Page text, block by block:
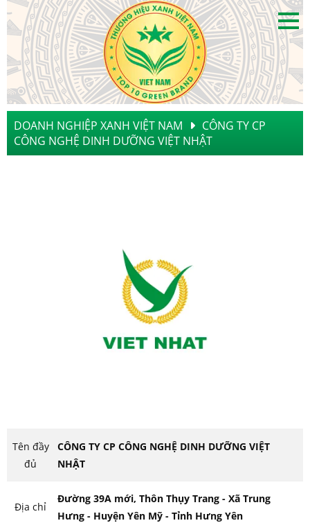
DOANH NGHIỆP XANH VIỆT NAM
CÔNG TY CP
CÔNG NGHỆ DINH DƯỠNG VIỆT NHẬT
Tên đầy
đủ
CÔNG TY CP CÔNG NGHỆ DINH DƯỠNG VIỆT
NHẬT
Địa chỉ
Đường 39A mới, Thôn Thụy Trang - Xã Trung
Hưng - Huyện Yên Mỹ - Tỉnh Hưng Yên